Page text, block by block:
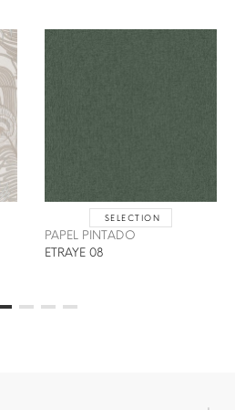
SELECTION
PAPEL PINTADO
ETRAYE 08